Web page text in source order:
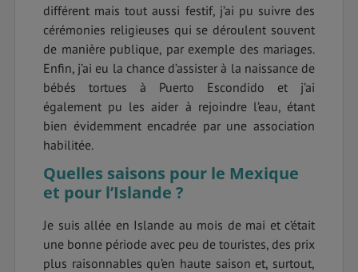
différent mais tout aussi festif, j’ai pu suivre des
cérémonies religieuses qui se déroulent souvent
de manière publique, par exemple des mariages.
Enfin, j’ai eu la chance d’assister à la naissance de
bébés tortues à Puerto Escondido et j’ai
également pu les aider à rejoindre l’eau, étant
bien évidemment encadrée par une association
habilitée.
Quelles saisons pour le Mexique
et pour l’Islande ?
Je suis allée en Islande au mois de mai et c’était
une bonne période avec peu de touristes, des prix
plus raisonnables qu’en haute saison et, surtout,